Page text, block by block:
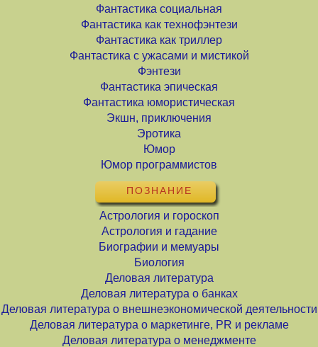
Фантастика социальная
Фантастика как технофэнтези
Фантастика как триллер
Фантастика с ужасами и мистикой
Фэнтези
Фантастика эпическая
Фантастика юмористическая
Экшн, приключения
Эротика
Юмор
Юмор программистов
ПОЗНАНИЕ
Астрология и гороскоп
Астрология и гадание
Биографии и мемуары
Биология
Деловая литература
Деловая литература о банках
Деловая литература о внешнеэкономической деятельности
Деловая литература о маркетинге, PR и рекламе
Деловая литература о менеджменте